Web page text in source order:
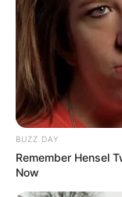
BUZZ DAY
Remember Hensel
Now